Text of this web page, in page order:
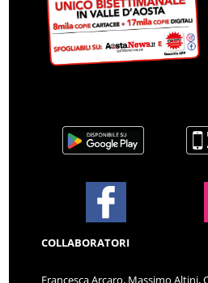
COLLABORATORI
Francesca Arcaro, Massimo Altini,